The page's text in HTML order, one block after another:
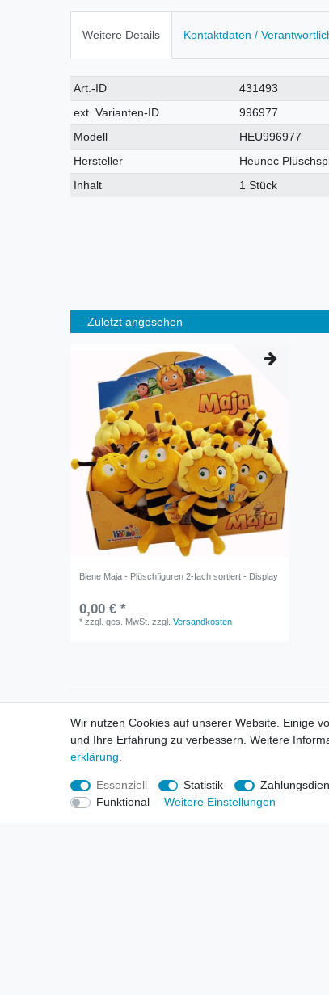
Weitere Details Kontaktdaten /
Technisches
Merkmal
Wert
Art.-ID
431493
ext. Varianten-ID
996977
Modell
HEU996977
Hersteller
Heunec
Inhalt
1 Stück
Zuletzt angesehen
Biene Maja - Plüschfiguren 2-fach sortiert - Display
0,00 € *
*zzgl. ges. MwSt. zzgl.Versandkosten
Informationen
Neukunden / New Accounts
Zahlung
Versandkosten
Entsorgungs- & Umweltbestimmungen
Größentabellen
Wir nutzen Cookies auf unserer Website. Einige
und Ihre Erfahrung zu verbessern. Weitere
erklärung
Essenziell Statistik
Funktional
Weitere Einstellungen